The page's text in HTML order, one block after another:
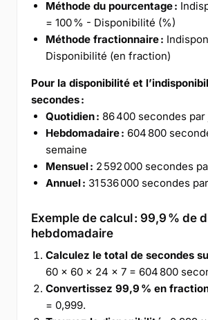
Méthode du pourcentage :
= 100 % - Disponibilité (%)
Méthode fractionnaire :
Disponibilité (en fraction)
Pour la disponibilité et
secondes :
Quotidien : 86 400 secondes
Hebdomadaire : 604 800
semaine
Mensuel : 2 592 000 secondes
Annuel : 31 536 000 secondes
Exemple de calcul : 99,9 % de
hebdomadaire
Calculez le total de secondes
60 × 60 × 24 × 7 = 604 800
Convertissez 99,9 % en
= 0,999.